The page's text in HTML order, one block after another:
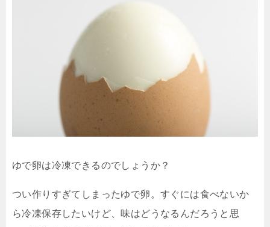
ゆで卵は冷凍できるのでしょうか？
つい作りすぎてしまったゆで卵。すぐには食べないか
ら冷凍保存したいけど、味はどうなるんだろうと思